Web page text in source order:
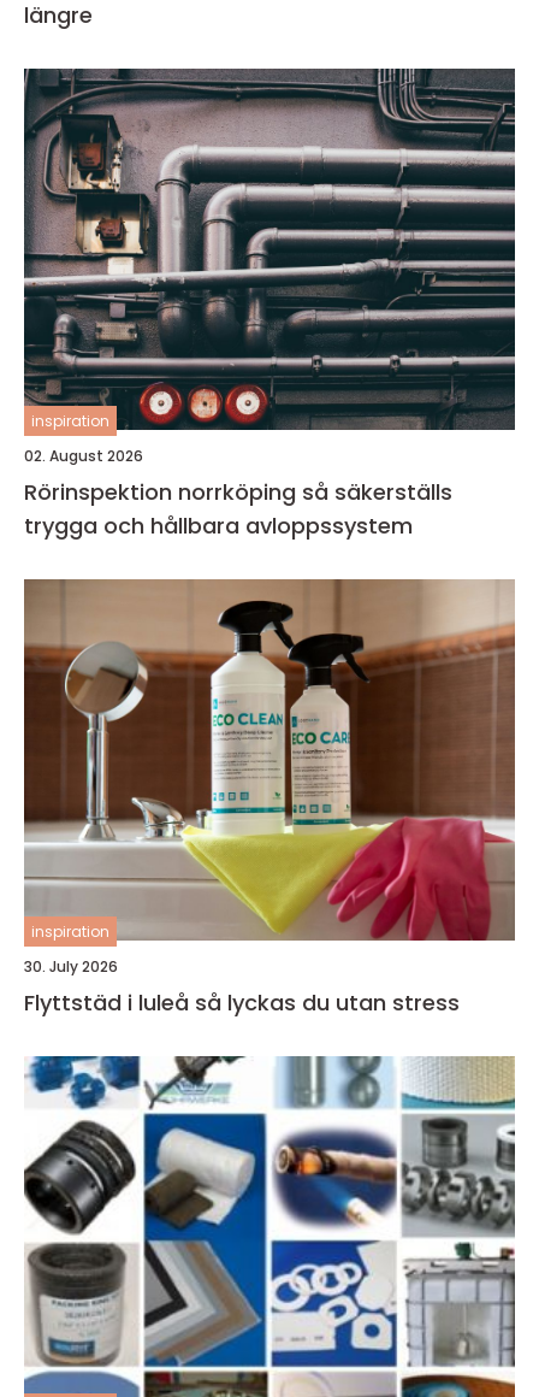
längre
inspiration
02. August 2026
Rörinspektion norrköping så säkerställs
trygga och hållbara avloppssystem
inspiration
30. July 2026
Flyttstäd i luleå så lyckas du utan stress